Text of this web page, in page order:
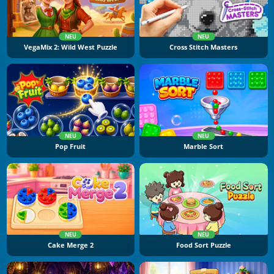
NEU
VegaMix 2: Wild West Puzzle
NEU
Cross Stitch Masters
NEU
Pop Fruit
NEU
Marble Sort
NEU
Cake Merge 2
NEU
Food Sort Puzzle